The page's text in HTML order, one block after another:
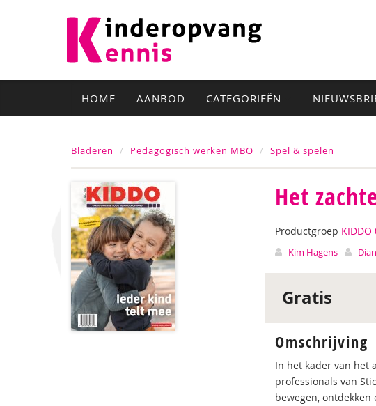
HOME AANBOD CATEGORIEËN
Bladeren Pedagogisch werken MBO Spel & spelen
Het
Productgroep KIDDO
Kim Hagens
Gratis
Omschrijving
In het kader van het
professionals van
bewegen,